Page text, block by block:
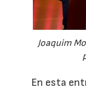
Joaquim
En esta